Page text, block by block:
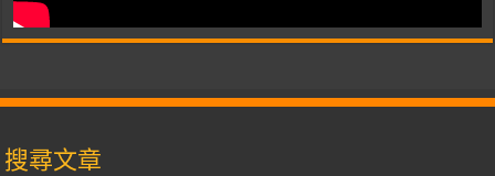
搜尋文章